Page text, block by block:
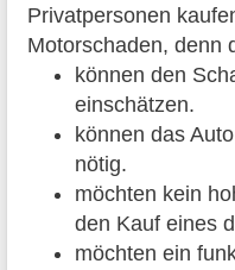
Privatpersonen
Motorschaden, denn
können den
einschätzen.
können das
nötig.
möchten kein
den Kauf eines
möchten ein